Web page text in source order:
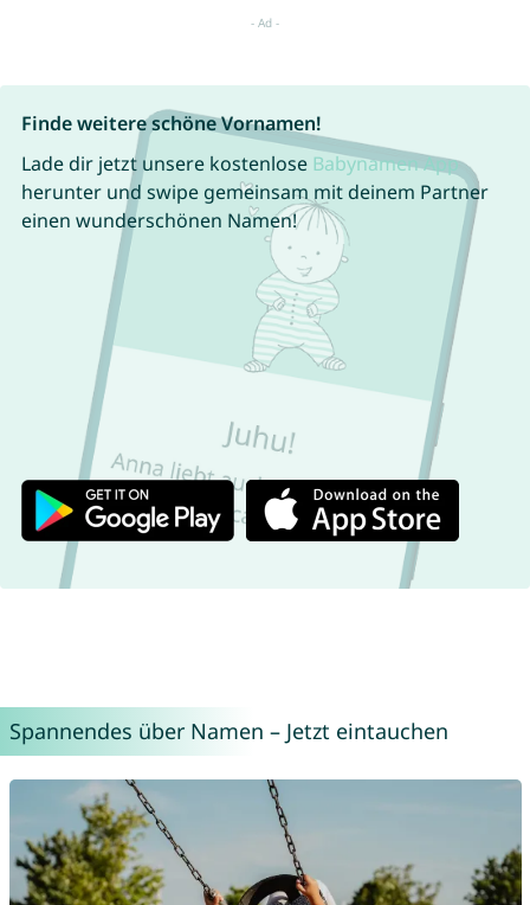
Finde weitere schöne Vornamen!
Lade dir jetzt unsere kostenlose Babynamen App
herunter und swipe gemeinsam mit deinem Partner
einen wunderschönen Namen!
Spannendes über Namen – Jetzt eintauchen